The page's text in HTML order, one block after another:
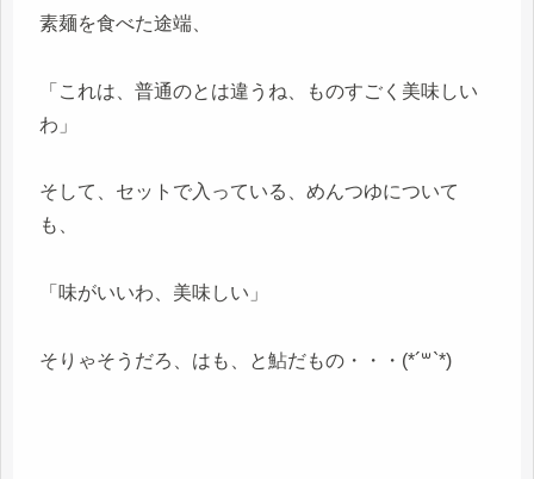
素麺を食べた途端、
「これは、普通のとは違うね、ものすごく美味しい
わ」
そして、セットで入っている、めんつゆについて
も、
「味がいいわ、美味しい」
そりゃそうだろ、はも、と鮎だもの・・・(*´꒳`*)